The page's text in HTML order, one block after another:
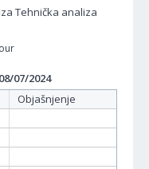
07/2024
Objašnjenje